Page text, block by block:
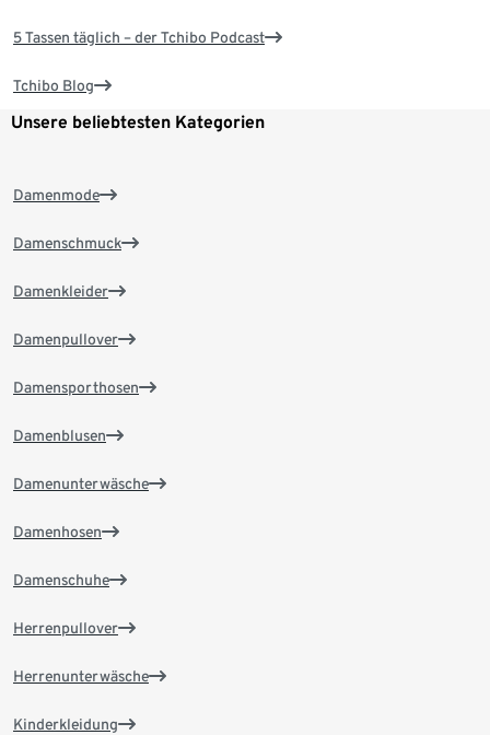
5 Tassen täglich – der Tchibo Podcast
Tchibo Blog
Unsere beliebtesten Kategorien
Damenmode
Damenschmuck
Damenkleider
Damenpullover
Damensporthosen
Damenblusen
Damenunterwäsche
Damenhosen
Damenschuhe
Herrenpullover
Herrenunterwäsche
Kinderkleidung